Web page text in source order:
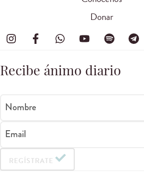
Donar
Recibe ánimo diario
Nombre
Email
REGÍSTRATE